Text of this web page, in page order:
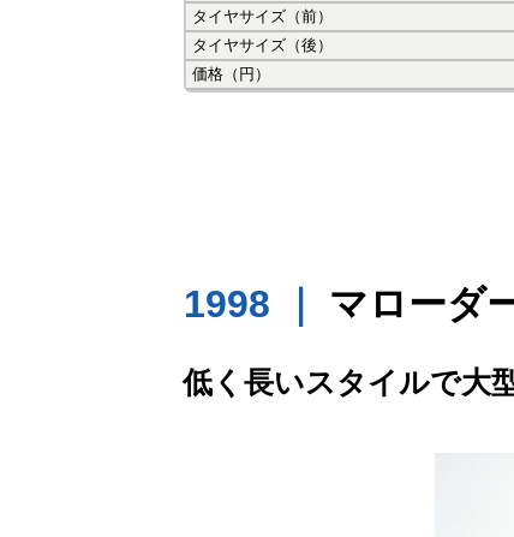
タイヤサイズ（前）
タイヤサイズ（後）
価格（円）
1998 ｜ マローダ
低く長いスタイルで大